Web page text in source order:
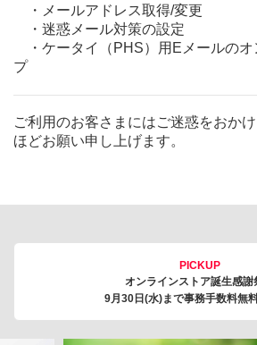
・メールアドレス取得/変更
・迷惑メール対策の設定
・ケータイ（PHS）用Eメールのオ
プ
ご利用のお客さまにはご迷惑をおか
ほどお願い申し上げます。
PICKUP
オンラインストア誕生感謝
9月30日(水)まで事務手数料無